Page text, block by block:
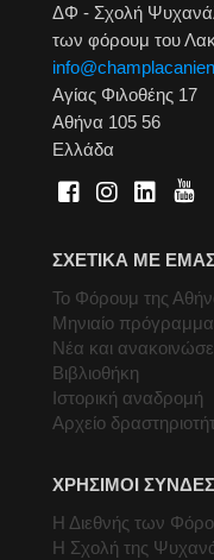
ΔΦ - Σχολή
των φόρουμ του
Αγίας Φιλοθέης 17
Αθήνα 105 56
Ελλάδα
ΣΧΕΤΙΚΑ ΜΕ
Το Φόρουμ της
Μηνιαίο πρόγραμμα
Νέα και
Βιβλιοθήκη
Ιστορική αναδρομή
Αρχείο
ΧΡΗΣΙΜΟΙ
Η Διεθνής των
Η Σχολή της